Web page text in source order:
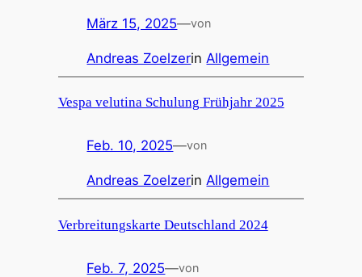
März 15, 2025—von
Andreas Zoelzerin Allgemein
Vespa velutina Schulung Frühjahr 2025
Feb. 10, 2025—von
Andreas ZoelzerinAllgemein
Verbreitungskarte Deutschland 2024
Feb. 7, 2025—von